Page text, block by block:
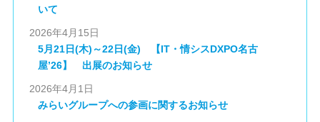
いて
2026年4月15日
5月21日(木)～22日(金) 【IT・情シスDXPO名古
屋’26】 出展のお知らせ
2026年4月1日
みらいグループへの参画に関するお知らせ